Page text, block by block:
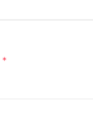
*